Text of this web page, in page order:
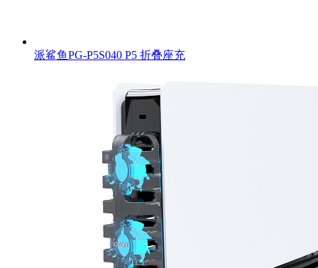
派鲨鱼PG-P5S040 P5 折叠座充